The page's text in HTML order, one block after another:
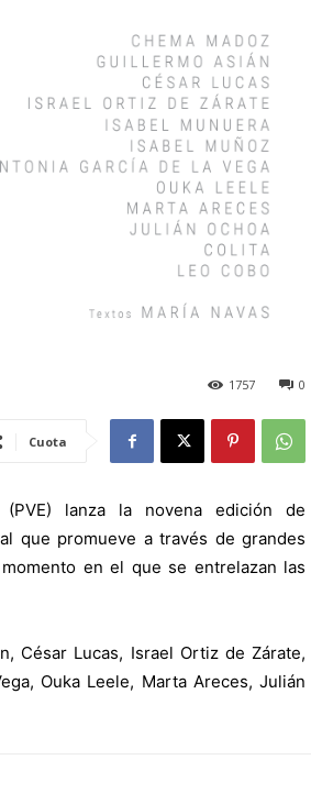
0
1757
Cuota
(PVE) lanza la novena edición de
que promueve a través de grandes
en el que se entrelazan las
César Lucas, Israel Ortiz de Zárate,
Ouka Leele, Marta Areces, Julián